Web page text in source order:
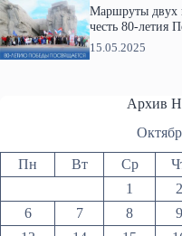
Маршруты двух
честь 80-летия
15.05.2025
Архив
Пн Вт Ср
1
2
6
7 8 9